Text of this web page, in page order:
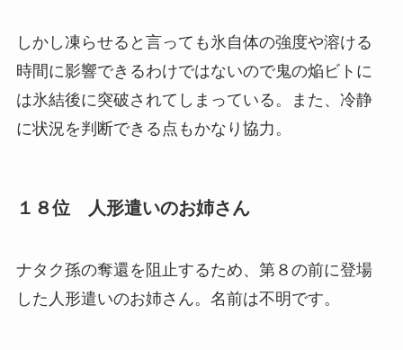
しかし凍らせると言っても氷自体の強度や溶ける
時間に影響できるわけではないので鬼の焔ビトに
は氷結後に突破されてしまっている。また、冷静
に状況を判断できる点もかなり協力。
１８位 人形遣いのお姉さん
ナタク孫の奪還を阻止するため、第８の前に登場
した人形遣いのお姉さん。名前は不明です。